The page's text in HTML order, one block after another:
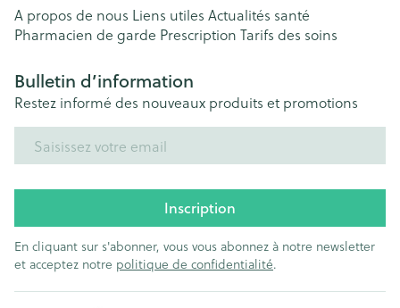
A propos de nous Liens utiles Actualités santé
Pharmacien de garde Prescription Tarifs des soins
Bulletin d’information
Restez informé des nouveaux produits et promotions
Inscription
En cliquant sur s'abonner, vous vous abonnez à notre newsletter
et acceptez notre politique de confidentialité.